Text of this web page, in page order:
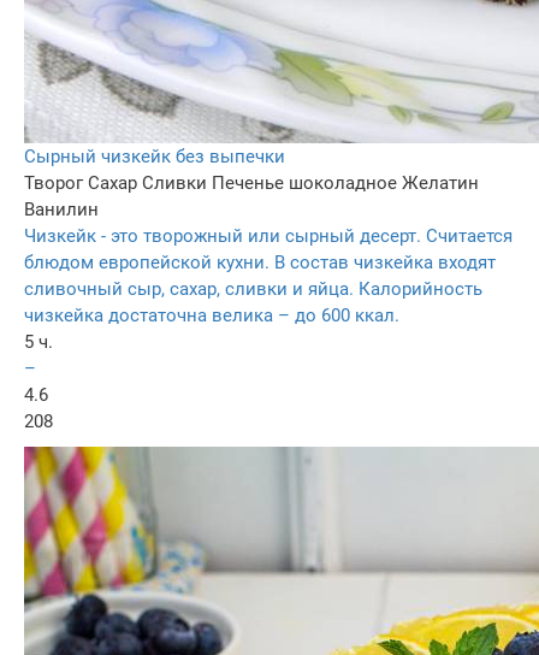
Сырный чизкейк без выпечки
Творог Сахар Сливки Печенье шоколадное Желатин
Ванилин
Чизкейк - это творожный или сырный десерт. Считается
блюдом европейской кухни. В состав чизкейка входят
сливочный сыр, сахар, сливки и яйца. Калорийность
чизкейка достаточна велика – до 600 ккал.
5 ч.
–
4.6
208